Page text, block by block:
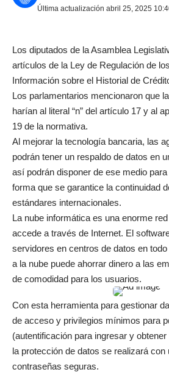
Última actualización abril 25, 2025
Los diputados de la Asamblea
artículos de la Ley de Regulación de
Información sobre el Historial de
Los parlamentarios mencionaron que
harían al literal “n” del artículo 17 y al
19 de la normativa.
Al mejorar la tecnología bancaria, las
podrán tener un respaldo de datos en
así podrán disponer de ese medio
forma que se garantice la continuidad
estándares internacionales.
La nube informática es una enorme
accede a través de Internet. El
servidores en centros de datos en
a la nube puede ahorrar dinero a las
de comodidad para los usuarios.
Con esta herramienta para gestionar
de acceso y privilegios mínimos para
(autentificación para ingresar y
la protección de datos se realizará con
contraseñas seguras.